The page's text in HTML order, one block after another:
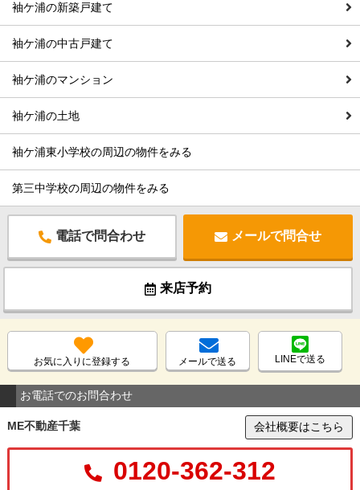
袖ケ浦の新築戸建て
袖ケ浦の中古戸建て
袖ケ浦のマンション
袖ケ浦の土地
袖ケ浦東小学校の周辺の物件をみる
第三中学校の周辺の物件をみる
電話で問合わせ メールで問合せ
来店予約
お気に入りに登録する メールで送る LINEで送る
お電話でのお問合わせ
ME不動産千葉 会社概要はこちら
0120-362-312